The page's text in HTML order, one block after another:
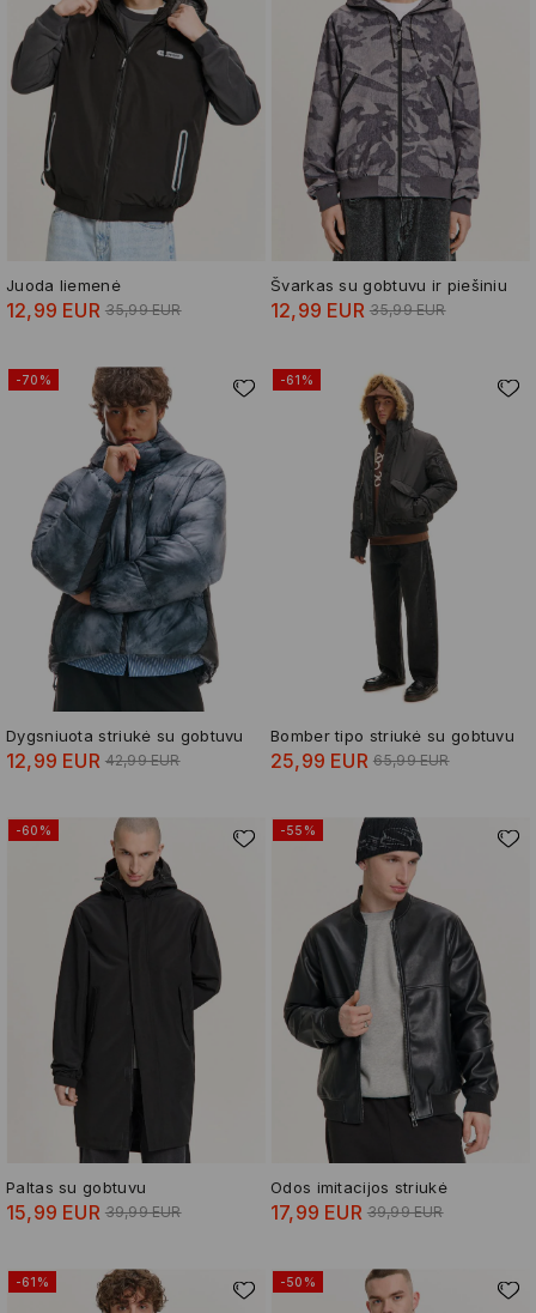
Juoda liemenė
12,99 EUR 35,99 EUR
Švarkas su gobtuvu ir piešiniu
12,99 EUR 35,99 EUR
-70%
Dygsniuota striukė su gobtuvu
12,99 EUR 42,99 EUR
-61%
Bomber tipo striukė su gobtuvu
25,99 EUR 65,99 EUR
-60%
Paltas su gobtuvu
15,99 EUR 39,99 EUR
-55%
Odos imitacijos striukė
17,99 EUR 39,99 EUR
-61% -50%